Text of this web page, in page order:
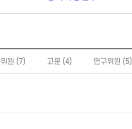
원 (7) 고문 (4) 연구위원 (5)